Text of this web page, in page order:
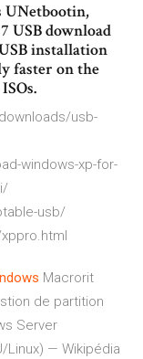
UNetbootin,
USB download
installation
faster on the
usb-
windows-xp-for-
usb/
Macrorit
de partition
Server
Linux) — Wikipédia